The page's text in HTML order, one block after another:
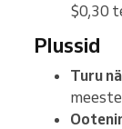
$0,30
Plussid
Turu